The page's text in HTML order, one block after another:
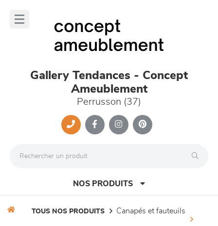
Gallery Tendances - Concept
Ameublement
Perrusson (37)
NOS PRODUITS
TOUS NOS PRODUITS canapés et fauteuils